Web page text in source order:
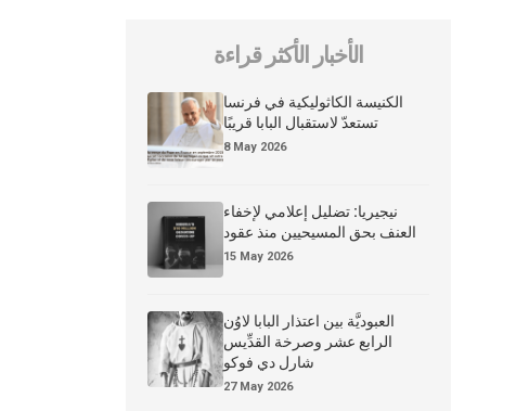
الأخبار الأكثر قراءة
الكنيسة الكاثوليكية في فرنسا
تستعدّ لاستقبال البابا قريبًا
8 May 2026
نيجيريا: تضليل إعلامي لإخفاء
العنف بحق المسيحيين منذ عقود
15 May 2026
العبوديَّة بين اعتذار البابا لاوُن
الرابع عشر وصرخة القدِّيس
شارل دي فوكو
27 May 2026